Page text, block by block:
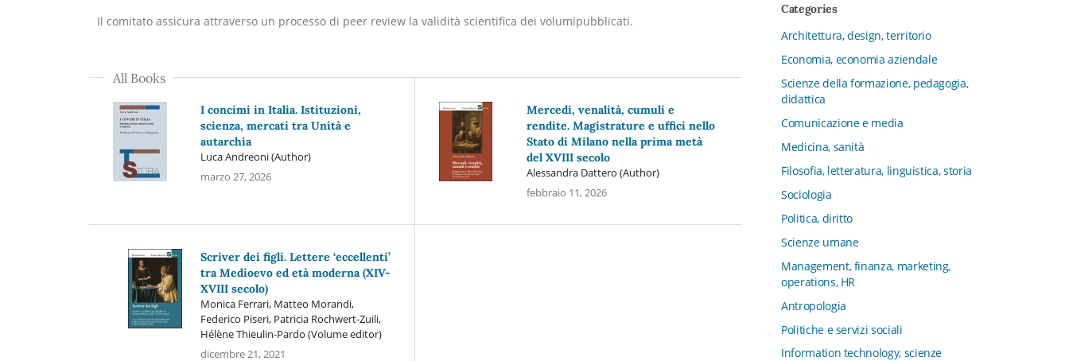
Il comitato assicura attraverso un processo di peer review la validità scientifica dei volumipubblicati.
All Books
I concimi in Italia. Istituzioni,
scienza, mercati tra Unità e
autarchia
Luca Andreoni (Author)
marzo 27, 2026
Mercedi, venalità, cumuli e
rendite. Magistrature e uffici nello
Stato di Milano nella prima metà
del XVIII secolo
Alessandra Dattero (Author)
febbraio 11, 2026
Scriver dei figli. Lettere ‘eccellenti’
tra Medioevo ed età moderna (XIV-
XVIII secolo)
Monica Ferrari, Matteo Morandi,
Federico Piseri, Patricia Rochwert-Zuili,
Hélène Thieulin-Pardo (Volume editor)
dicembre 21, 2021
CFMT - Terziario Futuro
Channel & Retail Lab
Civiltà in tavola. La cultura del cibo
tra tradizioni, storia e diritto
Collana del Dipartimento di Scienze
Aziendali, Management e Innovation
Sociologia e Diritto dell’Economia
Università di Bologna
Collana di Clinica della formazione
Collana di Ragioneria ed Economia
Aziendale - SIDREA
Collana di Storia delle istituzioni
l’Infanzia
Categories
Architettura, design, territorio
Economia, economia aziendale
Scienze della formazione, pedagogia,
didattica
Comunicazione e media
Medicina, sanità
Filosofia, letteratura, linguistica, storia
Sociologia
Politica, diritto
Scienze umane
Management, finanza, marketing,
operations, HR
Antropologia
Politiche e servizi sociali
Information technology, scienze